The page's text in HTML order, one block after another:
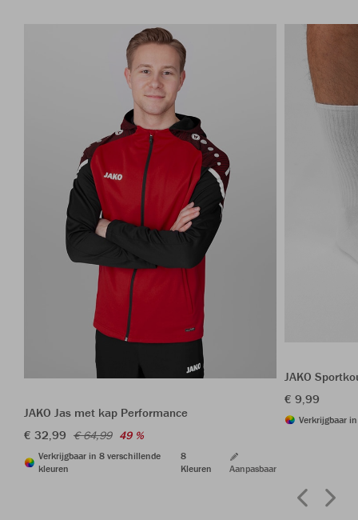
JAKO Jas met kap Performance
€ 32,99 € 64,99 49 %
Verkrijgbaar in 8 verschillende
kleuren
8
Kleuren
Aanpasbaar
JAKO
€ 9,99
Verkrijgbaar